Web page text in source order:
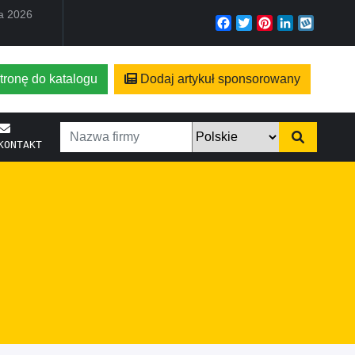
2026 Facebook
TwitterPinterest
LinkedIn
do katalogu Dodaj artykuł sponsorowany